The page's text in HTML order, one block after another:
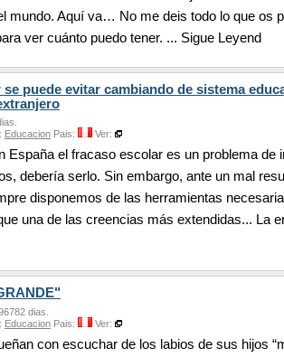
mundo. Aquí va… No me deis todo lo que os
ver cuánto puedo tener. ... Sigue Leyend
puede evitar cambiando de sistema
Educacion Pais: Ver:
España el fracaso escolar es un problema de
debería serlo. Sin embargo, ante un mal
disponemos de las herramientas
una de las creencias más extendidas... La
dias.
Educacion Pais: Ver:
con escuchar de los labios de sus hijos